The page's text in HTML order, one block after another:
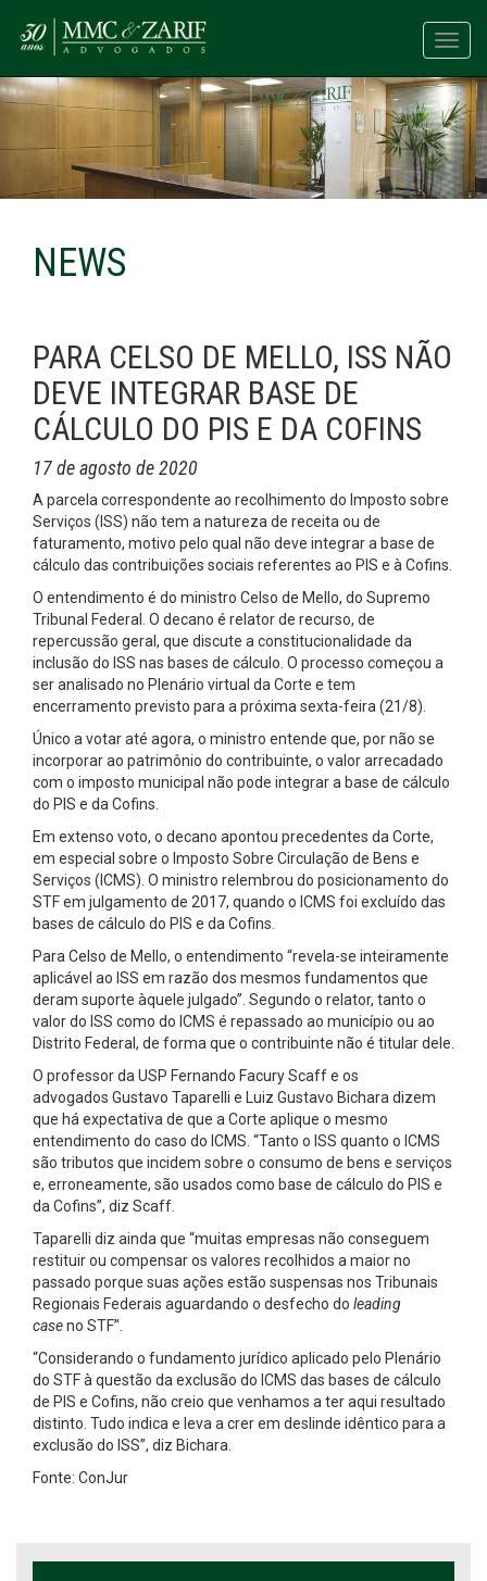
NEWS
PARA CELSO DE MELLO, ISS NÃO
DEVE INTEGRAR BASE DE
CÁLCULO DO PIS E DA COFINS
17 de agosto de 2020
A parcela correspondente ao recolhimento do Imposto sobre
Serviços (ISS) não tem a natureza de receita ou de
faturamento, motivo pelo qual não deve integrar a base de
cálculo das contribuições sociais referentes ao PIS e à Cofins.
O entendimento é do ministro Celso de Mello, do Supremo
Tribunal Federal. O decano é relator de recurso, de
repercussão geral, que discute a constitucionalidade da
inclusão do ISS nas bases de cálculo. O processo começou a
ser analisado no Plenário virtual da Corte e tem
encerramento previsto para a próxima sexta-feira (21/8).
Único a votar até agora, o ministro entende que, por não se
incorporar ao patrimônio do contribuinte, o valor arrecadado
com o imposto municipal não pode integrar a base de cálculo
do PIS e da Cofins.
Em extenso voto, o decano apontou precedentes da Corte,
em especial sobre o Imposto Sobre Circulação de Bens e
Serviços (ICMS). O ministro relembrou do posicionamento do
STF em julgamento de 2017, quando o ICMS foi excluído das
bases de cálculo do PIS e da Cofins.
Para Celso de Mello, o entendimento “revela-se inteiramente
aplicável ao ISS em razão dos mesmos fundamentos que
deram suporte àquele julgado”. Segundo o relator, tanto o
valor do ISS como do ICMS é repassado ao município ou ao
Distrito Federal, de forma que o contribuinte não é titular dele.
O professor da USP Fernando Facury Scaff e os
advogados Gustavo Taparelli e Luiz Gustavo Bichara dizem
que há expectativa de que a Corte aplique o mesmo
entendimento do caso do ICMS. “Tanto o ISS quanto o ICMS
são tributos que incidem sobre o consumo de bens e serviços
e, erroneamente, são usados como base de cálculo do PIS e
da Cofins”, diz Scaff.
Taparelli diz ainda que “muitas empresas não conseguem
restituir ou compensar os valores recolhidos a maior no
passado porque suas ações estão suspensas nos Tribunais
Regionais Federais aguardando o desfecho do leading
caseno STF”.
“Considerando o fundamento jurídico aplicado pelo Plenário
do STF à questão da exclusão do ICMS das bases de cálculo
de PIS e Cofins, não creio que venhamos a ter aqui resultado
distinto. Tudo indica e leva a crer em deslinde idêntico para a
exclusão do ISS”, diz Bichara.
Fonte: ConJur